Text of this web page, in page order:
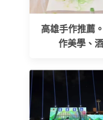
高雄手作推薦
作美學、